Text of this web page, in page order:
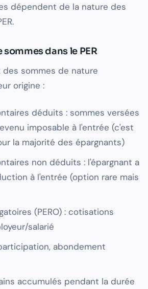
dépendent de la nature des
dans le PER
des sommes de nature
origine :
déduits : sommes versées
imposable à l'entrée (c'est
la majorité des épargnants)
non déduits : l'épargnant a
à l'entrée (option rare mais
(PERO) : cotisations
salarié
abondement
accumulés pendant la durée